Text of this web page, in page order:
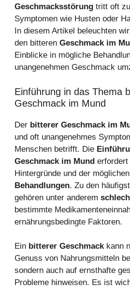
Geschmacksstörung tritt oft
Symptomen wie Husten oder
In diesem Artikel beleuchten
den bitteren Geschmack im
Einblicke in mögliche
unangenehmen Geschmack
Einführung in das Thema
Geschmack im Mund
Der bitterer Geschmack im
und oft unangenehmes
Menschen betrifft. Die
Geschmack im Mund erfordert
Hintergründe und der möglichen
Behandlungen. Zu den
gehören unter anderem
bestimmte
ernährungsbedingte Faktoren.
Ein bitterer Geschmackkann
Genuss von Nahrungsmitteln
sondern auch auf ernsthafte
Probleme hinweisen. Es ist